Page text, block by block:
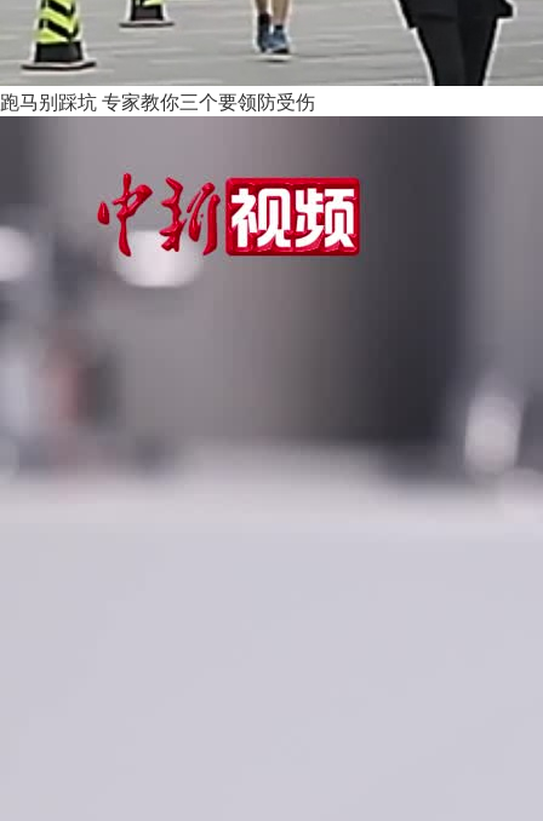
跑马别踩坑 专家教你三个要领防受伤